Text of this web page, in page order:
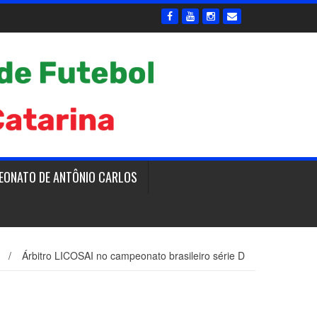
DE ANTÔNIO CARLOS
/ Árbitro LICOSAI no campeonato brasileiro série D